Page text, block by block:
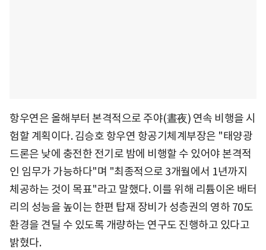
항우연은 올해부터 본격적으로 주야(晝夜) 연속 비행을 시
험할 계획이다. 김승호 항우연 항공기체계부장은 "태양광
드론은 낮에 충전한 전기로 밤에 비행할 수 있어야 본격적
인 임무가 가능하다"며 "최종적으로 3개월에서 1년까지
체공하는 것이 목표"라고 말했다. 이를 위해 리튬이온 배터
리의 성능을 높이는 한편 탑재 장비가 성층권의 영하 70도
환경을 견딜 수 있도록 개량하는 연구도 진행하고 있다고
밝혔다.